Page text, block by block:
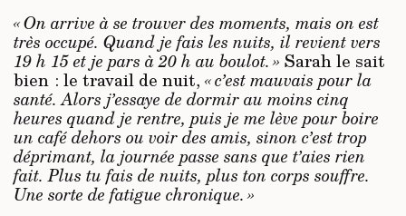
« On arrive à se trouver des moments, mais on est
très occupé. Quand je fais les nuits, il revient vers
19 h 15 et je pars à 20 h au boulot. » Sarah le sait
bien : le travail de nuit, « c’est mauvais pour la
santé. Alors j’essaye de dormir au moins cinq
heures quand je rentre, puis je me lève pour boire
un café dehors ou voir des amis, sinon c’est trop
déprimant, la journée passe sans que t’aies rien
fait. Plus tu fais de nuits, plus ton corps souffre.
Une sorte de fatigue chronique. »